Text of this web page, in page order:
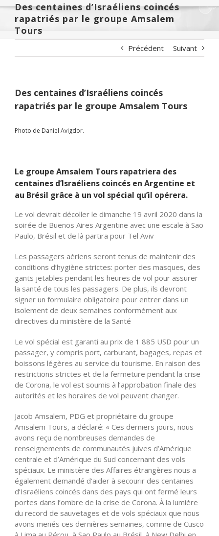
Des centaines d’Israéliens coincés
rapatriés par le groupe Amsalem
Tours
Précédent Suivant
Des centaines d’Israéliens coincés
rapatriés par le groupe Amsalem Tours
Photo de Daniel Avigdor.
Le groupe Amsalem Tours rapatriera des
centaines d’Israéliens coincés en Argentine et
au Brésil grâce à un vol spécial qu’il opérera.
Le vol devrait décoller le dimanche 19 avril 2020 dans la
soirée de Buenos Aires Argentine avec une escale à Sao
Paulo, Brésil et de là partira pour Tel Aviv
Les passagers aériens seront tenus de maintenir des
conditions d’hygiène strictes: porter des masques, des
gants jetables pendant les heures de vol pour assurer
la santé de tous les passagers. De plus, ils devront
signer un formulaire obligatoire pour entrer dans un
isolement de deux semaines conformément aux
directives du ministère de la Santé
Le vol spécial est garanti au prix de 1 885 USD pour un
passager, y compris port, carburant, bagages, repas et
boissons légères au service du tourisme. En raison des
restrictions strictes et de la fermeture pendant la crise
de Corona, le vol est soumis à l’approbation finale des
autorités et les horaires de vol peuvent changer.
Jacob Amsalem, PDG et propriétaire du groupe
Amsalem Tours, a déclaré: « Ces derniers jours, nous
avons reçu de nombreuses demandes de
renseignements de communautés juives d’Amérique
centrale et d’Amérique du Sud concernant des vols
spéciaux. Le ministère des Affaires étrangères nous a
également demandé d’aider à secourir des centaines
d’Israéliens coincés dans des pays qui ont fermé leurs
portes dans l’ombre de la crise de Corona. À la lumière
du record de sauvetages et de vols spéciaux que nous
avons menés ces dernières semaines, comme de Cusco